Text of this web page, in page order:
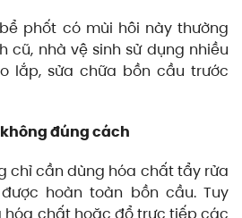
phốt có mùi hôi này thường
cũ, nhà vệ sinh sử dụng nhiều
lắp, sửa chữa bồn cầu trước
đúng cách
chỉ cần dùng hóa chất tẩy rửa
hoàn toàn bồn cầu. Tuy
hóa chất hoặc đổ trực tiếp các